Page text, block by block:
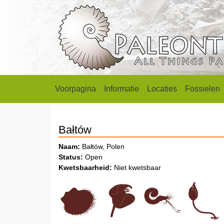
Voorpagina Informatie Locaties Fossielen
Bałtów
Naam: Bałtów, Polen
Status: Open
Kwetsbaarheid: Niet kwetsbaar